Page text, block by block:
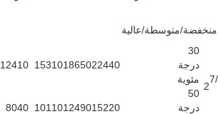
2
30
درجة
مئوية
22440
18650
15310
12410
50
درجة
15220
12490
10110
8040